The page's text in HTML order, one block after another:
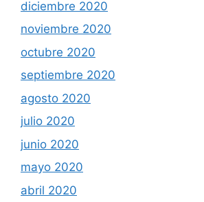
diciembre 2020
noviembre 2020
octubre 2020
septiembre 2020
agosto 2020
julio 2020
junio 2020
mayo 2020
abril 2020